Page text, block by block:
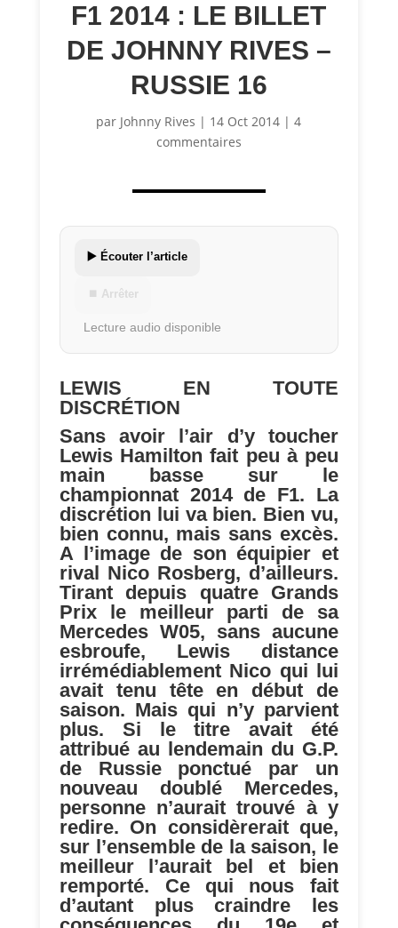
F1 2014 : LE BILLET
DE JOHNNY RIVES –
RUSSIE 16
par Johnny Rives | 14 Oct 2014 |4
commentaires
▶️ Écouter l’article
⏹ Arrêter
Lecture audio disponible
LEWIS EN TOUTE
DISCRÉTION
Sans avoir l’air d’y toucher
Lewis Hamilton fait peu à peu
main basse sur le
championnat 2014 de F1. La
discrétion lui va bien. Bien vu,
bien connu, mais sans excès.
A l’image de son équipier et
rival Nico Rosberg, d’ailleurs.
Tirant depuis quatre Grands
Prix le meilleur parti de sa
Mercedes W05, sans aucune
esbroufe, Lewis distance
irrémédiablement Nico qui lui
avait tenu tête en début de
saison. Mais qui n’y parvient
plus. Si le titre avait été
attribué au lendemain du G.P.
de Russie ponctué par un
nouveau doublé Mercedes,
personne n’aurait trouvé à y
redire. On considèrerait que,
sur l’ensemble de la saison, le
meilleur l’aurait bel et bien
remporté. Ce qui nous fait
d’autant plus craindre les